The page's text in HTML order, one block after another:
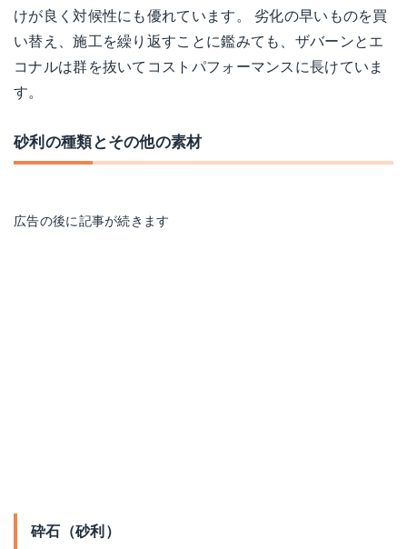
けが良く対候性にも優れています。 劣化の早いものを買
い替え、施工を繰り返すことに鑑みても、ザバーンとエ
コナルは群を抜いてコストパフォーマンスに長けていま
す。
砂利の種類とその他の素材
広告の後に記事が続きます
砕石（砂利）